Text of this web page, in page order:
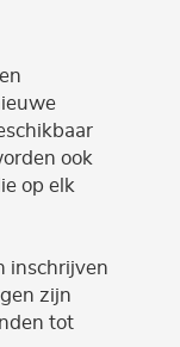
ook
op elk
inschrijven
zijn
tot